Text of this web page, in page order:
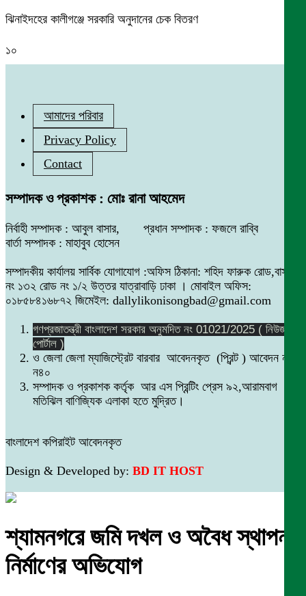
ঝিনাইদহের কালীগঞ্জে সরকারি অনুদানের চেক বিতরণ
১০
আমাদের পরিবার
Privacy Policy
Contact
সম্পাদক ও প্রকাশক : মোঃ রানা আহমেদ
নির্বাহী সম্পাদক : আবুল বাসার, প্রধান সম্পাদক : ফজলে রাব্বি
বার্তা সম্পাদক : মাহাবুব হোসেন
সম্পাদকীয় কার্যালয় সার্বিক যোগাযোগ :অফিস ঠিকানা: শহিদ ফারুক রোড,বাসা
নং ১৩২ রোড নং ১/২ উত্তর যাত্রাবাড়ি ঢাকা । মোবাইল অফিস:
০১৮৫৮৪১৬৮৭২ জিমেইল: dallylikonisongbad@gmail.com
গণপ্রজাতন্ত্রী বাংলাদেশ সরকার অনুমদিত নং 01021/2025 ( নিউজ
পোর্টাল )
ও জেলা জেলা ম্যাজিস্ট্রেট বারবার আবেদনকৃত (প্রিন্ট ) আবেদন নং
ন৪০
সম্পাদক ও প্রকাশক কর্তৃক আর এস প্রিন্টিং প্রেস ৯২,আরামবাগ
মতিঝিল বাণিজ্যিক এলাকা হতে মুদ্রিত।
বাংলাদেশ কপিরাইট আবেদনকৃত
Design & Developed by: BD IT HOST
শ্যামনগরে জমি দখল ও অবৈধ স্থাপনা
নির্মাণের অভিযোগ